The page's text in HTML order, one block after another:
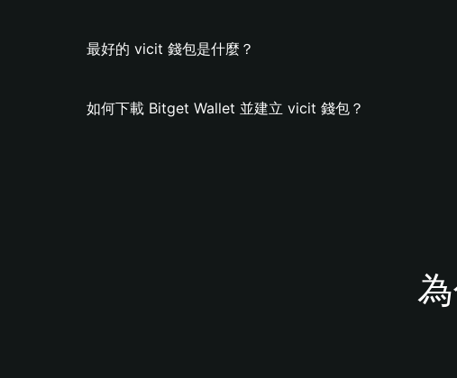
最好的 vicit 錢包是什麼？
如何下載 Bitget Wallet 並建立 vicit 錢包？